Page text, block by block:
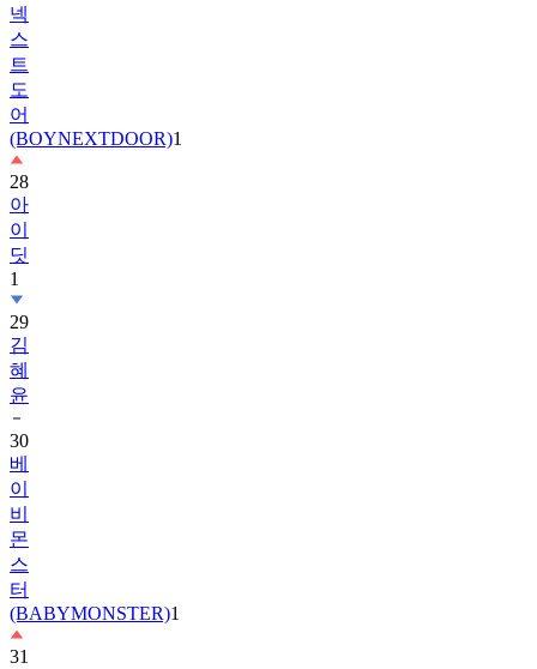
넥
스
트
도
어
(BOYNEXTDOOR)1
28
아
이
딧
1
29
김
혜
윤
30
베
이
비
몬
스
터
(BABYMONSTER)1
31